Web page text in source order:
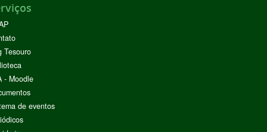
Tesouro
- Moodle
de eventos